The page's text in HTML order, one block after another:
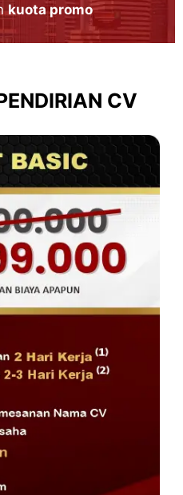
kuota promo
CV